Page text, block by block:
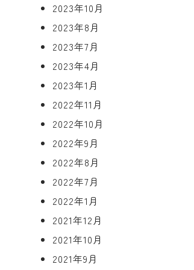
2023年10月
2023年8月
2023年7月
2023年4月
2023年1月
2022年11月
2022年10月
2022年9月
2022年8月
2022年7月
2022年1月
2021年12月
2021年10月
2021年9月